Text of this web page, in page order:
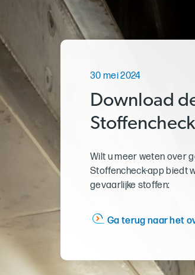
30 mei 2024
Download
Wilt u meer weten over
Stoffencheck-app biedt
gevaarlijke stoffen:
Ga terug naar het